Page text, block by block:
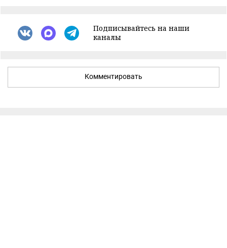
Подписывайтесь на наши
каналы
Комментировать